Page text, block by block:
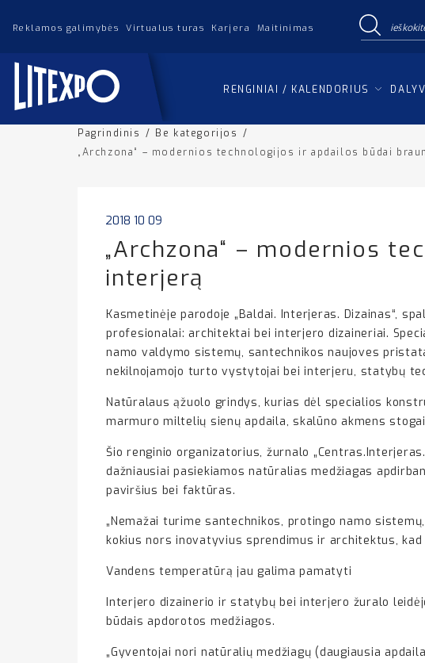
Reklamos galimybės Virtualus turas Karjera Maitinimas
RENGINIAI / KALENDORIUS
Pagrindinis / Be kategorijos /
„Archzona“ – modernios technologijos ir apdailos būdai
2018 10 09
„Archzona“ – modernios
interjerą
Kasmetinėje parodoje „Baldai. Interjeras. Dizainas“,
profesionalai: architektai bei interjero dizaineriai.
namo valdymo sistemų, santechnikos naujoves
nekilnojamojo turto vystytojai bei interjeru, statybų
Natūralaus ąžuolo grindys, kurias dėl specialios
marmuro miltelių sienų apdaila, skalūno akmens
Šio renginio organizatorius, žurnalo
dažniausiai pasiekiamos natūralias medžiagas
paviršius bei faktūras.
„Nemažai turime santechnikos, protingo namo
kokius nors inovatyvius sprendimus ir architektus, kad
Vandens temperatūrą jau galima pamatyti
Interjero dizainerio ir statybų bei interjero žuralo
būdais apdorotos medžiagos.
„Gyventojai nori natūralių medžiagų (daugiausia